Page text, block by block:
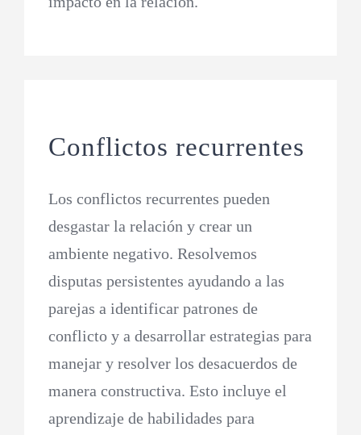
Conflictos recurrentes
Los conflictos recurrentes pueden
desgastar la relación y crear un
ambiente negativo. Resolvemos
disputas persistentes ayudando a las
parejas a identificar patrones de
conflicto y a desarrollar estrategias para
manejar y resolver los desacuerdos de
manera constructiva. Esto incluye el
aprendizaje de habilidades para